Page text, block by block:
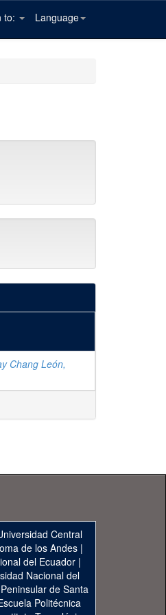
Language
to:
Chang León,
Central
de los Andes|
del Ecuador|
Nacional del
de Santa
Politécnica